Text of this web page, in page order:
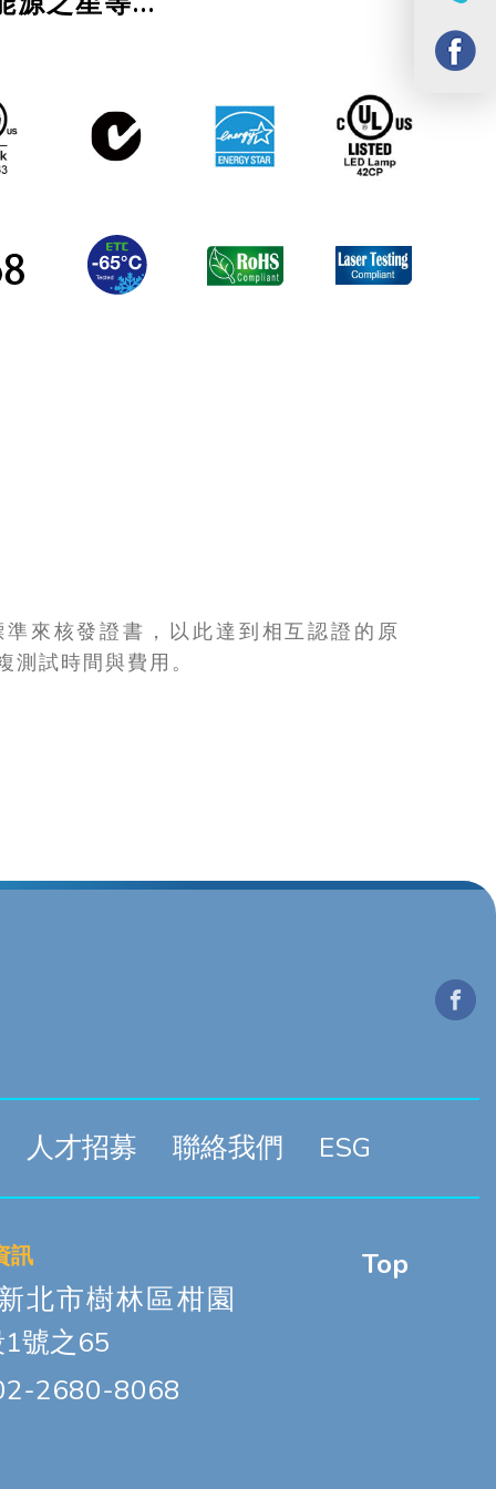
來核發證書，以此達到相互認證的原
試時間與費用。
人才招募 聯絡我們 ESG
訊
北市樹林區柑園
號之65
2680-8068
Top